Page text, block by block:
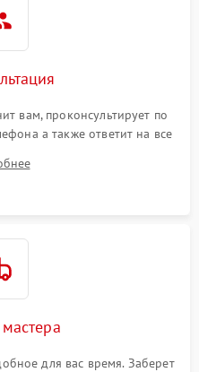
вам, проконсультирует по
а также ответит на все
для вас время. Заберет